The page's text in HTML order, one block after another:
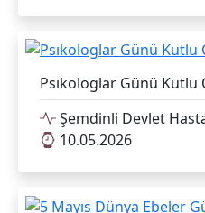
Psıkologlar Günü Kutlu
Şemdinli Devlet
10.05.2026